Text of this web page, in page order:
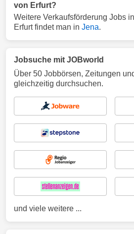
von Erfurt?
Weitere Verkaufsförderung Jobs
Erfurt findet man in Jena.
Jobsuche mit JOBworld
Über 50 Jobbörsen, Zeitungen
gleichzeitig durchsuchen.
und viele weitere ...